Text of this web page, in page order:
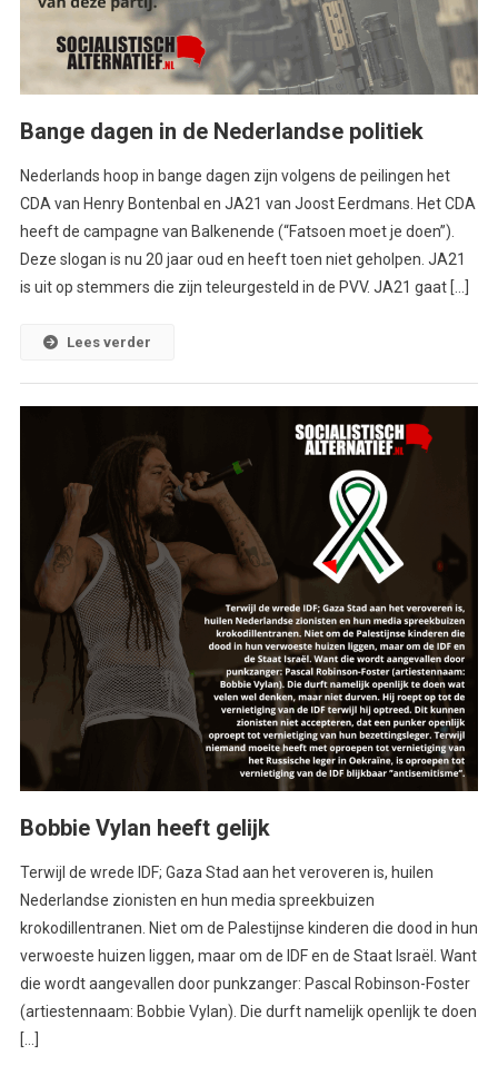
Bange dagen in de Nederlandse politiek
Nederlands hoop in bange dagen zijn volgens de peilingen het
CDA van Henry Bontenbal en JA21 van Joost Eerdmans. Het CDA
heeft de campagne van Balkenende (“Fatsoen moet je doen”).
Deze slogan is nu 20 jaar oud en heeft toen niet geholpen. JA21
is uit op stemmers die zijn teleurgesteld in de PVV. JA21 gaat […]
Lees verder
Bobbie Vylan heeft gelijk
Terwijl de wrede IDF; Gaza Stad aan het veroveren is, huilen
Nederlandse zionisten en hun media spreekbuizen
krokodillentranen. Niet om de Palestijnse kinderen die dood in hun
verwoeste huizen liggen, maar om de IDF en de Staat Israël. Want
die wordt aangevallen door punkzanger: Pascal Robinson-Foster
(artiestennaam: Bobbie Vylan). Die durft namelijk openlijk te doen
[…]